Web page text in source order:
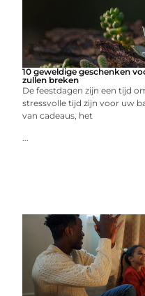
10 geweldige geschenken
zullen breken
De feestdagen zijn een tijd
stressvolle tijd zijn voor uw
van cadeaus, het
...